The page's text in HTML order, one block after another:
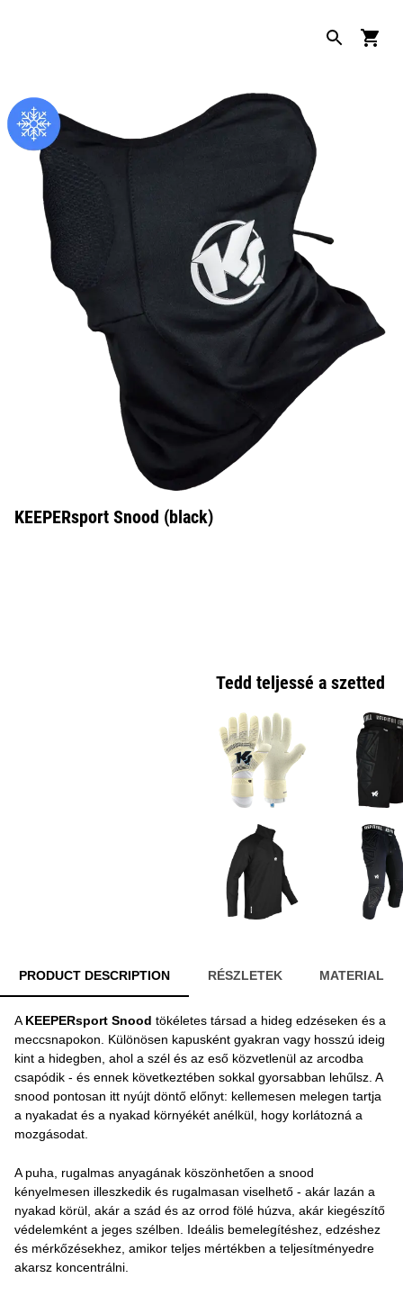
KEEPERsport Snood (black)
Tedd teljessé a szetted
PRODUCT DESCRIPTION RÉSZLETEK MATERIAL
A KEEPERsport Snood tökéletes társad a hideg edzéseken és a
meccsnapokon. Különösen kapusként gyakran vagy hosszú ideig
kint a hidegben, ahol a szél és az eső közvetlenül az arcodba
csapódik - és ennek következtében sokkal gyorsabban lehűlsz. A
snood pontosan itt nyújt döntő előnyt: kellemesen melegen tartja
a nyakadat és a nyakad környékét anélkül, hogy korlátozná a
mozgásodat.
A puha, rugalmas anyagának köszönhetően a snood
kényelmesen illeszkedik és rugalmasan viselhető - akár lazán a
nyakad körül, akár a szád és az orrod fölé húzva, akár kiegészítő
védelemként a jeges szélben. Ideális bemelegítéshez, edzéshez
és mérkőzésekhez, amikor teljes mértékben a teljesítményedre
akarsz koncentrálni.